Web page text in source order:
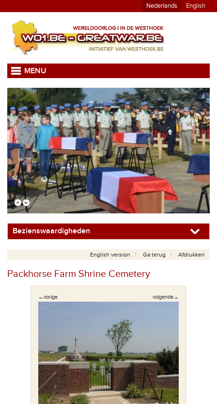
Nederlands English
MENU
Bezienswaardigheden
English version Ga terug Afdrukken
Packhorse Farm Shrine Cemetery
←vorige volgende→